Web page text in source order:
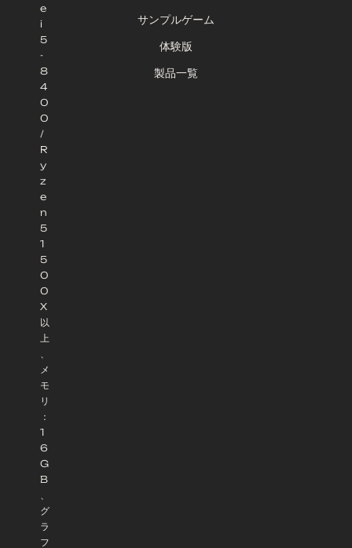
e
i
5
-
8
4
0
0
/
R
y
z
e
n
5
1
5
0
0
X
以
上
メ
モ
リ
：
1
6
G
B
グ
ラ
フ
サンプルゲーム
体験版
製品一覧